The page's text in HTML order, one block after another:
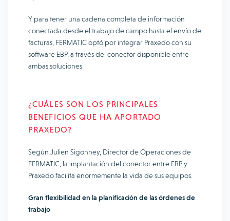
Y para tener una cadena completa de información
conectada desde el trabajo de campo hasta el envío de
facturas, FERMATIC optó por integrar Praxedo con su
software EBP, a través del conector disponible entre
ambas soluciones.
¿CUÁLES SON LOS PRINCIPALES
BENEFICIOS QUE HA APORTADO
PRAXEDO?
Según Julien Sigonney, Director de Operaciones de
FERMATIC, la implantación del conector entre EBP y
Praxedo facilita enormemente la vida de sus equipos.
Gran flexibilidad en la planificación de las órdenes de
trabajo